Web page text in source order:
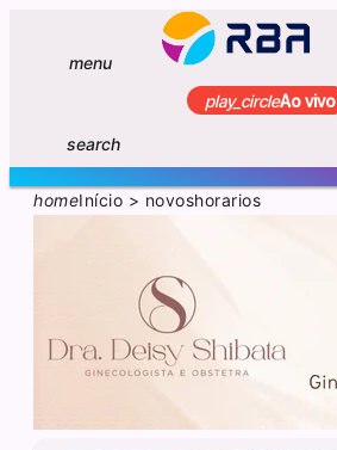
menu
play_circleAo vivo
search
homeInício > novoshorarios